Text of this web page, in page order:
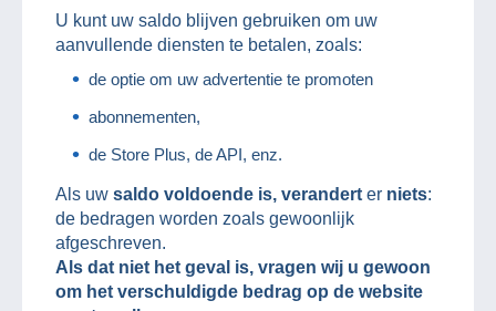
U kunt uw saldo blijven gebruiken om uw
aanvullende diensten te betalen, zoals:
de optie om uw advertentie te promoten
abonnementen,
de Store Plus, de API, enz.
Als uw saldo voldoende is, verandert er niets:
de bedragen worden zoals gewoonlijk
afgeschreven.
Als dat niet het geval is, vragen wij u gewoon
om het verschuldigde bedrag op de website